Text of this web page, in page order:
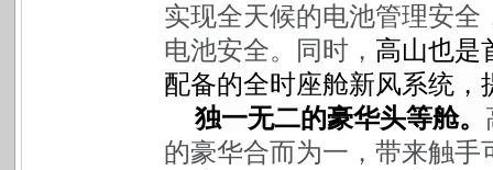
实现全天候的电池管理安
电池安全。同时， 高山也是
配备的全时座舱新风系统
独一无二的豪华头等舱。
的豪华合而为一，带来触